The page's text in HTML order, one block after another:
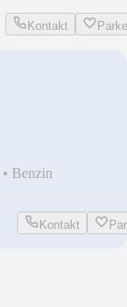
Kontakt
• Benzin
Kontakt